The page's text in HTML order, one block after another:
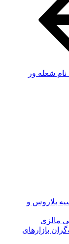
شعله ور
بلاروس و
مالزی
بازارهای